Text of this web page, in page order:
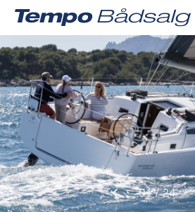
01 / 24